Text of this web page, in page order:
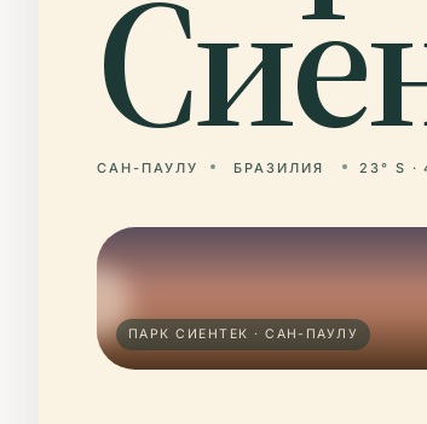
САН-ПАУЛУ БРАЗИЛИЯ 23° S ·
ПАРК СИЕНТЕК · САН-ПАУЛУ